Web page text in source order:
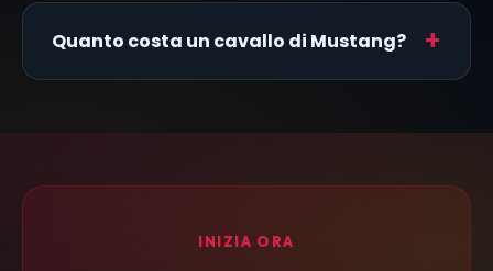
Quanto costa un cavallo di Mustang?
INIZIA ORA